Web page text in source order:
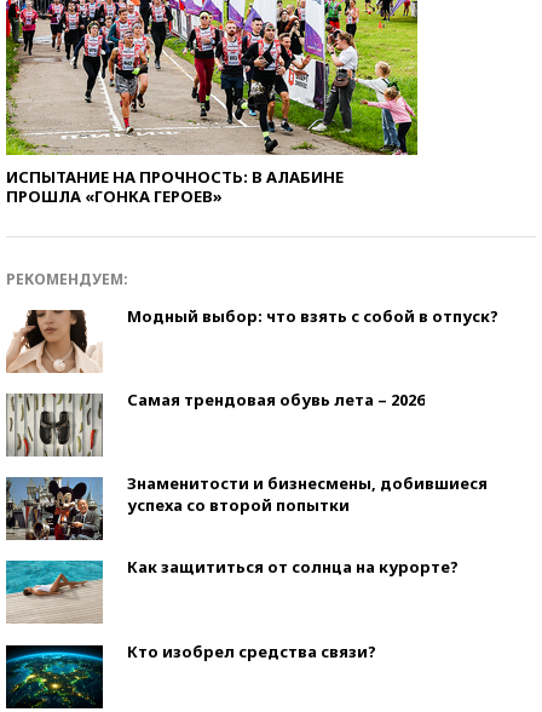
ИСПЫТАНИЕ НА ПРОЧНОСТЬ: В АЛАБИНЕ
ПРОШЛА «ГОНКА ГЕРОЕВ»
РЕКОМЕНДУЕМ:
Модный выбор: что взять с собой в отпуск?
Самая трендовая обувь лета – 2026
Знаменитости и бизнесмены, добившиеся
успеха со второй попытки
Как защититься от солнца на курорте?
Кто изобрел средства связи?